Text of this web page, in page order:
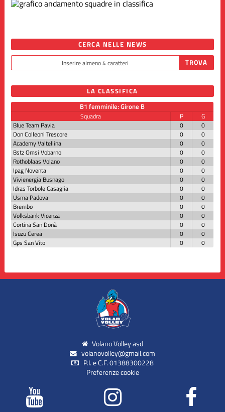
CERCA NELLE NEWS
LA CLASSIFICA
B1 femminile: Girone B
Squadra P
G
Blue Team Pavia
0
0
Don Colleoni Trescore
0
0
Academy Valtellina
0
0
Bstz Omsi Vobarno
0
0
Rothoblaas Volano
0
0
Ipag Noventa
0
0
Vivienergia Busnago
0
0
Idras Torbole Casaglia
0
0
Usma Padova
0
0
Brembo
0
0
Volksbank Vicenza
0
0
Cortina San Donà
0
0
Isuzu Cerea
0
0
Gps San Vito
0 0
Volano Volley asd
volanovolley@gmail.com
P.I. e C.F. 01388300228
Preferenze cookie